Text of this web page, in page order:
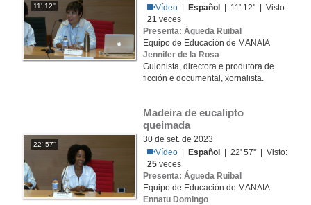
11' 12''
Vídeo
Español
| 11' 12'' | Visto:
21 veces
Presenta: Águeda Ruibal
Equipo de Educación de MANAIA
Jennifer de la Rosa
Guionista, directora e produtora de
ficción e documental, xornalista.
22' 57''
Madeira de eucalipto
queimada
30 de set. de 2023
Vídeo
Español
| 22' 57'' | Visto:
25 veces
Presenta: Águeda Ruibal
Equipo de Educación de MANAIA
Ennatu Domingo